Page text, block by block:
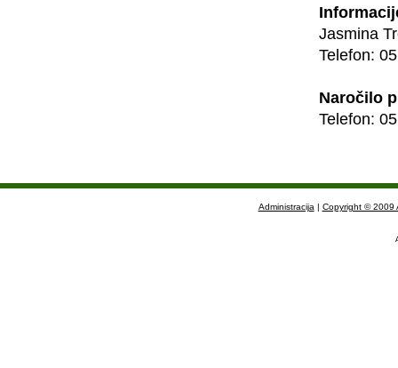
Jasmina
Telefon:
Naročilo
Telefon:
Administracija | Copyright © 2009